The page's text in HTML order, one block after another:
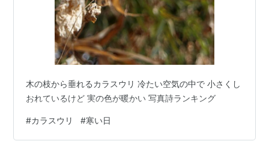
木の枝から垂れるカラスウリ 冷たい空気の中で 小さくし
おれているけど 実の色が暖かい 写真詩ランキング
#カラスウリ #寒い日